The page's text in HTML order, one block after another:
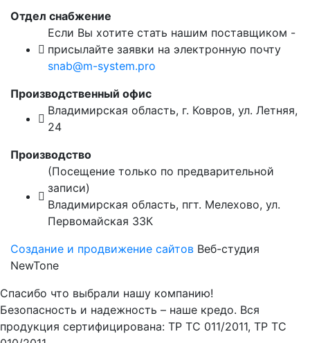
Отдел снабжение
Если Вы хотите стать нашим поставщиком -
присылайте заявки на электронную почту
snab@m-system.pro
Производственный офис
Владимирская область, г. Ковров, ул. Летняя,
24
Производство
(Посещение только по предварительной
записи)
Владимирская область, пгт. Мелехово, ул.
Первомайская 33К
Создание и продвижение сайтов Веб-студия
NewTone
Спасибо что выбрали нашу компанию!
Безопасность и надежность – наше кредо. Вся
продукция сертифицирована: ТР ТС 011/2011, ТР ТС